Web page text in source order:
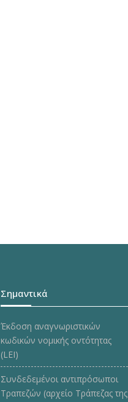
Σημαντικά
Έκδοση αναγνωριστικών
κωδικών νομικής οντότητας
(LEI)
Συνδεδεμένοι αντιπρόσωποι
Τραπεζών (αρχείο Τράπεζας της